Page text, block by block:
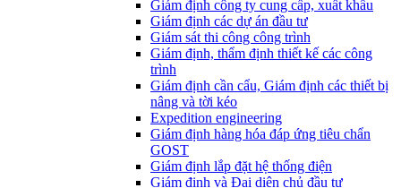
Giám định công ty cung cấp, xuất khẩu
Giám định các dự án đầu tư
Giám sát thi công công trình
Giám định, thẩm định thiết kế các công
trình
Giám định cần cẩu, Giám định các thiết bị
nâng và tời kéo
Expedition engineering
Giám định hàng hóa đáp ứng tiêu chẩn
GOST
Giám định lắp đặt hệ thống điện
Giám định và Đại diện chủ đầu tư